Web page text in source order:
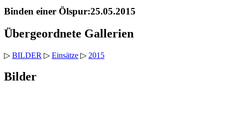
Binden einer Ölspur:25.05.2015
Übergeordnete Gallerien
▷ BILDER ▷ Einsätze ▷ 2015
Bilder